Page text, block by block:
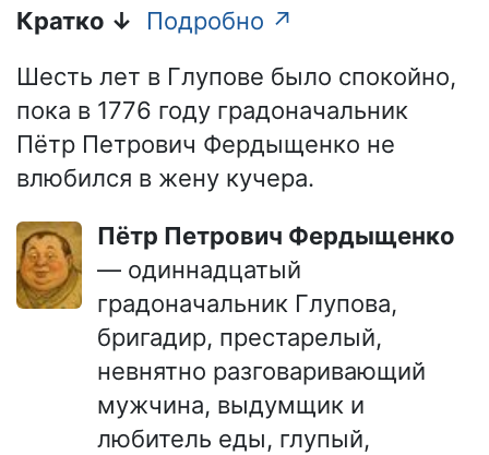
Кратко ↓
Подробно ↗
Шесть лет в Глупове было спокойно,
пока в 1776 году градоначальник
Пётр Петрович Фердыщенко не
влюбился в жену кучера.
Пётр Петрович Фердыщенко
— одиннадцатый
градоначальник Глупова,
бригадир, престарелый,
невнятно разговаривающий
мужчина, выдумщик и
любитель еды, глупый,